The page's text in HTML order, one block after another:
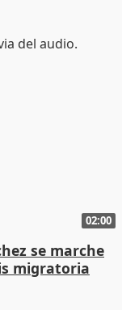
02:00
se marche
migratoria